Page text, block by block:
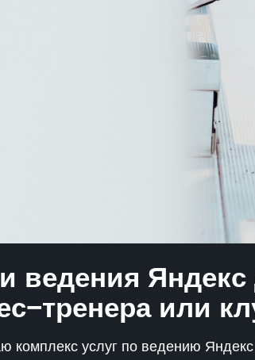
ведения
или
комплекс услуг по ведению